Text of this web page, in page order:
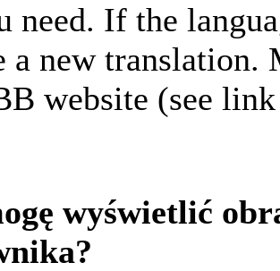
need. If the
a new
website (see
wyświetlić